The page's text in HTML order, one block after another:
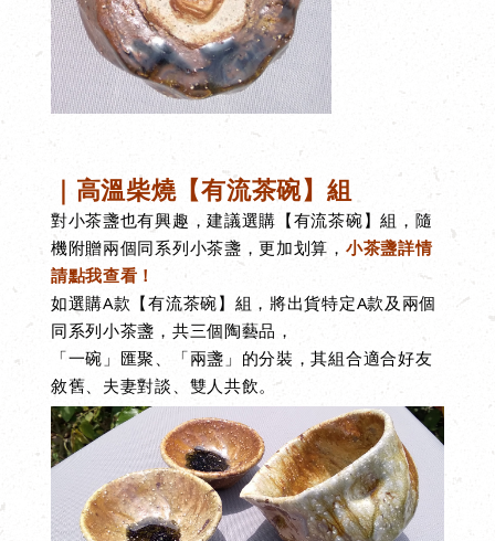
｜高溫柴燒【有流茶碗】組
對小茶盞也有興趣，建議選購 【有流茶碗】組 ，隨
機附贈兩個同系列小茶盞，更加划算， 小茶盞詳情
請點我查看！
如選購A款【有流茶碗】組，將出貨特定A款及兩個
同系列小茶盞 ，共三個陶藝品，
「一碗」匯聚、 「兩盞」的分裝，其組合適合好友
敘舊、夫妻對談、雙人共飲。